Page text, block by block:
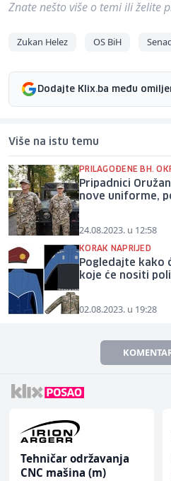
Znate nešto više o temi ili želite
Zukan Helez OS BiH
Dodajte Klix.ba među
Više na istu temu
PRILAGOĐENE BH.
Pripadnici
nove uniforme,
24.08.2023. u 12:58
KORAK NAPRIJED
Pogledajte kako
koje će nositi
02.08.2023. u 19:28
Tehničar održavanja
CNC mašina (m)